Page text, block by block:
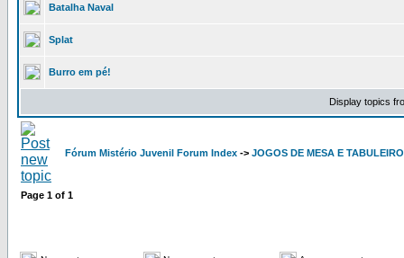
Batalha Naval
Splat
Burro em pé!
Display topics
Fórum Mistério Juvenil Forum Index -> JOGOS DE MESA E TABULEIRO
Page 1 of 1